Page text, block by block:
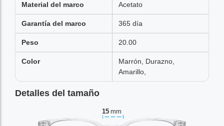
Material del marco Acetato
Garantía del marco 365 día
Peso 20.00
Color
Marrón, Durazno,
Amarillo,
Detalles del tamaño
15 mm